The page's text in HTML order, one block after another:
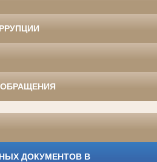
ДОКУМЕНТОВ В